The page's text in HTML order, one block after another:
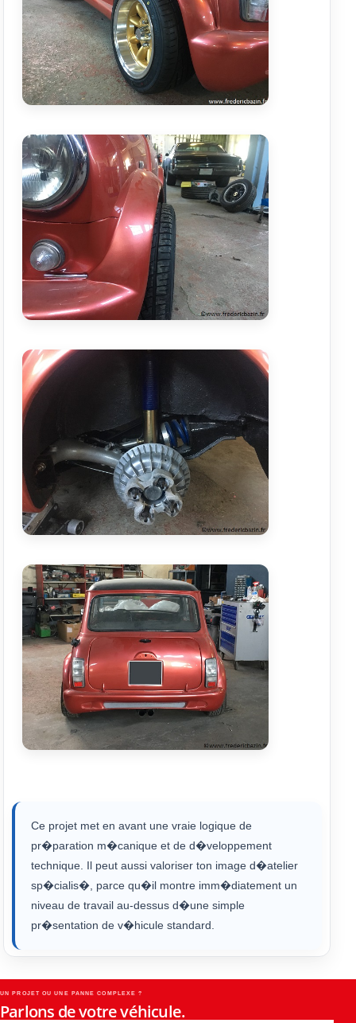
Ce projet met en avant une vraie logique de
pr�paration m�canique et de d�veloppement
technique. Il peut aussi valoriser ton image d�atelier
sp�cialis�, parce qu�il montre imm�diatement un
niveau de travail au-dessus d�une simple
pr�sentation de v�hicule standard.
UN PROJET OU UNE PANNE COMPLEXE ?
Parlons de votre véhicule.